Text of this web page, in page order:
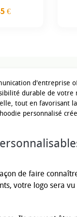
d'entreprise
durable de votre
tout en favorisant
personnalisé
de faire
votre logo sera
€